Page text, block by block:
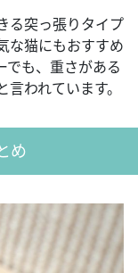
る突っ張りタイプ
な猫にもおすすめ
でも、重さがある
われています。
め